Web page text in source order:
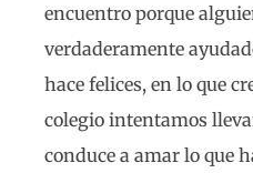
encuentro porque
verdaderamente
hace felices, en lo que
colegio intentamos
conduce a amar lo que